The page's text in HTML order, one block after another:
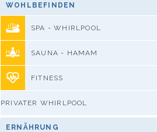
WOHLBEFINDEN
SPA - WHIRLPOOL
SAUNA - HAMAM
FITNESS
PRIVATER WHIRLPOOL
ERNÄHRUNG